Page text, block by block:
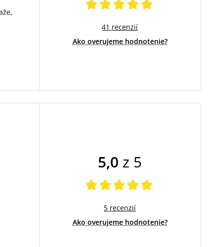
41 recenzií
Ako overujeme hodnotenie?
5,0 z 5
5 recenzií
Ako overujeme hodnotenie?